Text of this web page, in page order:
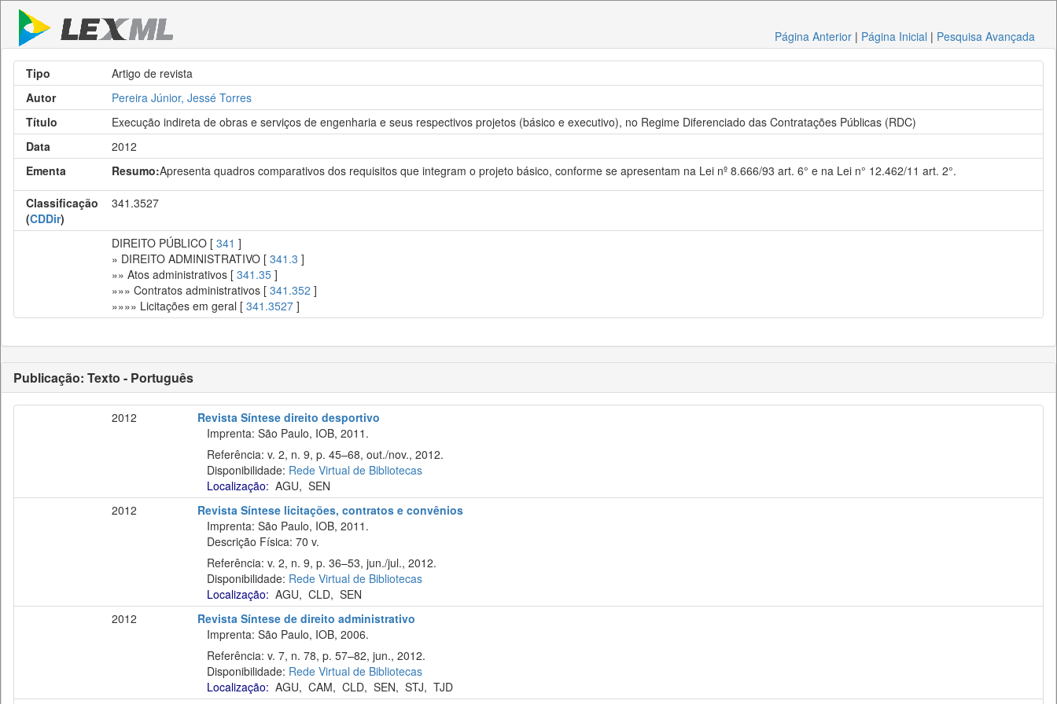
Página Anterior | Página Inicial | Pesquisa Avançada
Tipo
Artigo de revista
Autor
Pereira Júnior, Jessé Torres
Título
Execução indireta de obras e serviços de engenharia e seus respectivos projetos (básico e executivo), no Regime Diferenciado das Contratações Públicas (RDC)
Data
2012
Ementa
Resumo:Apresenta quadros comparativos dos requisitos que integram o projeto básico, conforme se apresentam na Lei nº 8.666/93 art. 6° e na Lei n° 12.462/11 art. 2°.
Classificação
(CDDir)
341.3527
DIREITO PÚBLICO [ 341 ]
» DIREITO ADMINISTRATIVO [ 341.3 ]
»» Atos administrativos [ 341.35 ]
»»» Contratos administrativos [ 341.352 ]
»»»» Licitações em geral [ 341.3527 ]
Publicação: Texto - Português
2012
Revista Síntese direito desportivo
Imprenta: São Paulo, IOB, 2011.
Referência: v. 2, n. 9, p. 45–68, out./nov., 2012.
Disponibilidade: Rede Virtual de Bibliotecas
Localização: AGU, SEN
2012
Revista Síntese licitações, contratos e convênios
Imprenta: São Paulo, IOB, 2011.
Descrição Física: 70 v.
Referência: v. 2, n. 9, p. 36–53, jun./jul., 2012.
Disponibilidade: Rede Virtual de Bibliotecas
Localização: AGU, CLD, SEN
2012
Revista Síntese de direito administrativo
Imprenta: São Paulo, IOB, 2006.
Referência: v. 7, n. 78, p. 57–82, jun., 2012.
Disponibilidade: Rede Virtual de Bibliotecas
Localização: AGU, CAM, CLD, SEN, STJ, TJD